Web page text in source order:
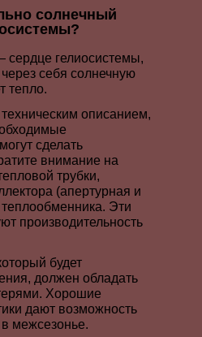
солнечный
сердце гелиосистемы,
себя солнечную
тепло.
описанием,
сделать
внимание на
трубки,
(апертурная и
Эти
производительность
будет
должен обладать
Хорошие
дают возможность
межсезонье.